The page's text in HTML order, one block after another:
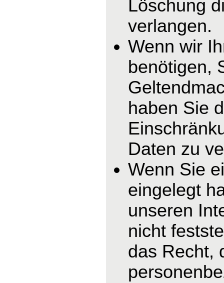
Löschung
verlangen.
Wenn wir
benötigen,
haben Sie
Daten zu
Wenn Sie
eingelegt
unseren
nicht
das Recht,